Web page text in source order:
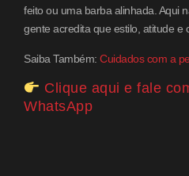
feito ou uma barba alinhada. Aqui
gente acredita que estilo, atitude e
Saiba Também: Cuidados com a
Clique aqui e fale
WhatsApp